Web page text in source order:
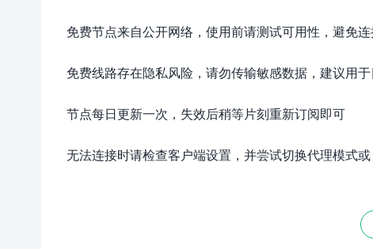
免费节点来自公开网络，使用前请测试可用性，避免
免费线路存在隐私风险，请勿传输敏感数据，建议用
节点每日更新一次，失效后稍等片刻重新订阅即可
无法连接时请检查客户端设置，并尝试切换代理模式